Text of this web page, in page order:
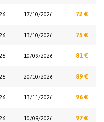
17/10/2026 72 €
13/10/2026 75 €
10/09/2026 81 €
20/10/2026 89 €
13/11/2026 96 €
10/09/2026 97 €